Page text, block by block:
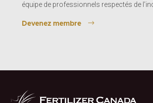
équipe de professionnels respectés de
Devenez membre